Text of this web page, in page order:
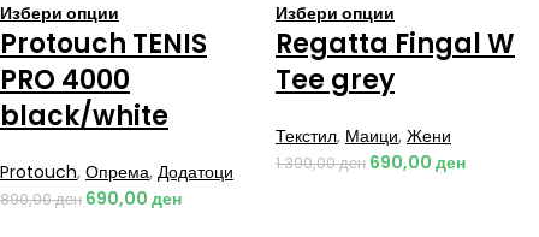
Избери опции
Protouch TENIS
PRO 4000
black/white
Protouch, Опрема, Додатоци
890,00ден 690,00 ден
Избери опции
Regatta Fingal W
Tee grey
Текстил, Маици, Жени
1.390,00ден 690,00 ден